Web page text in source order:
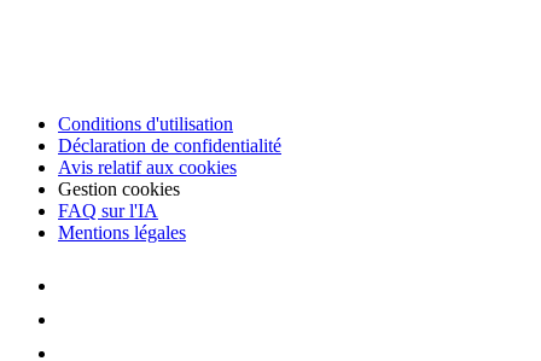
Conditions d'utilisation
Déclaration de confidentialité
Avis relatif aux cookies
Gestion cookies
FAQ sur l'IA
Mentions légales